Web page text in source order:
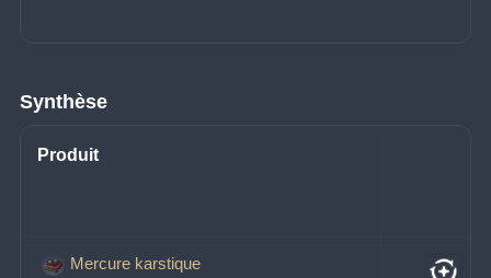
Synthèse
Produit
Mercure karstique